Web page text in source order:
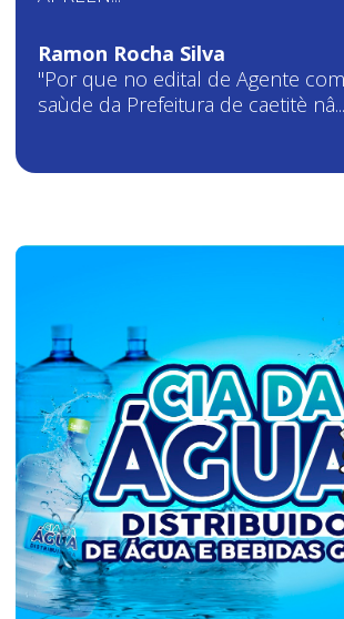
Ramon Rocha Silva
"Por que no edital de Agente
saùde da Prefeitura de caetitè